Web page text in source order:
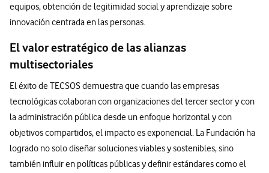
equipos, obtención de legitimidad social y aprendizaje sobre
innovación centrada en las personas.
El valor estratégico de las alianzas
multisectoriales
​El éxito de TECSOS demuestra que cuando las empresas
tecnológicas colaboran con organizaciones del tercer sector y con
la administración pública desde un enfoque horizontal y con
objetivos compartidos, el impacto es exponencial. La Fundación ha
logrado no solo diseñar soluciones viables y sostenibles, sino
también influir en políticas públicas y definir estándares como el